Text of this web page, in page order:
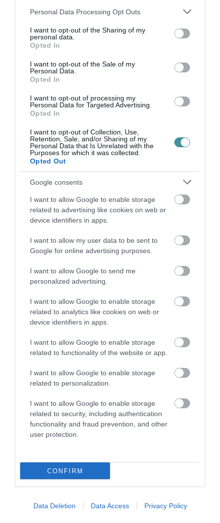
Please note that this website/app uses one or more Google
not limited to your visit or usage behaviour. You may click to
grant or deny consent to Google and its third-party tags to
use your data for below specified purposes in below Google
consent section.
Personal Data Processing Opt Outs
I want to opt-out of the Sharing of my
personal data.
Opted In
I want to opt-out of the Sale of my
Personal Data.
Opted In
I want to opt-out of processing my
Personal Data for Targeted Advertising.
Opted In
I want to opt-out of Collection, Use,
Retention, Sale, and/or Sharing of my
Personal Data that Is Unrelated with the
Purposes for which it was collected.
Opted Out
Google consents
I want to allow Google to enable storage
related to advertising like cookies on web or
device identifiers in apps.
I want to allow my user data to be sent to
Google for online advertising purposes.
I want to allow Google to send me
personalized advertising.
I want to allow Google to enable storage
related to analytics like cookies on web or
device identifiers in apps.
I want to allow Google to enable storage
related to functionality of the website or app.
I want to allow Google to enable storage
related to personalization.
I want to allow Google to enable storage
related to security, including authentication
functionality and fraud prevention, and other
user protection.
CONFIRM
Data Deletion Data Access Privacy Policy
tünetekkel bírnak. Sajnos megtörtént az,
amitől mindannyian tartottunk: 5
idősotthonban élő embert fertőzött meg a
koronavírus, további 13 lakó mutat a
betegségre utaló tüneteket - jelentette be
Facebook-oldalán Karácsony Gergely. A
főpolgármester szerint a fertőzöttek
mindannyian kórházi kezelés alatt állnak, a
Pesti Úti Idősek Otthonában pedig újabb
óvintézkedéseket hoztak annak érdekében,
hogy ne terjedjen tovább a vírus.
Ne maradjon le a legfrissebb hírekről, kövessen
bennünket az EGRI ÜGYEK Google Hírek oldalán!
VISSZA A FŐOLDALRA
MEHRINGER, CO LEE ÉS A